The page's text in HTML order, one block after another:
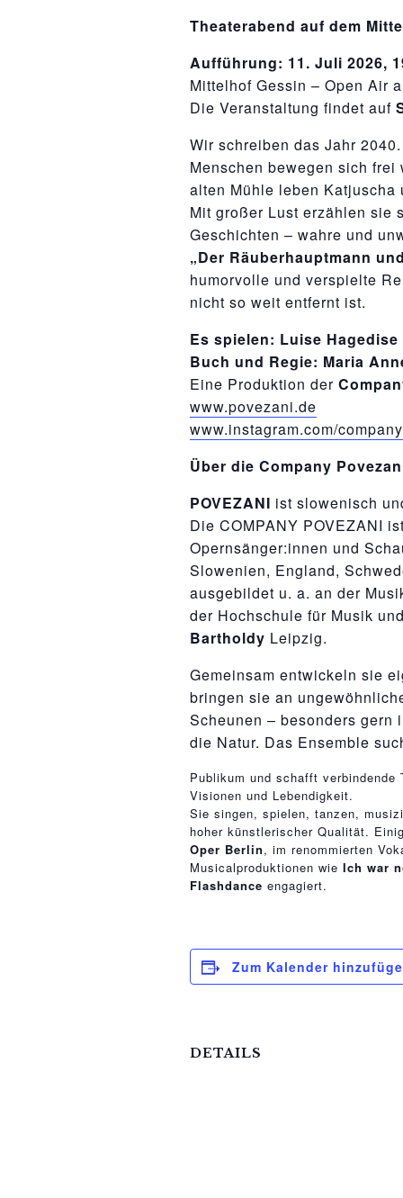
Theaterabend auf dem
Aufführung: 11. Juli 2026,
Mittelhof Gessin – Open Air
Die Veranstaltung findet auf
Wir schreiben das Jahr
Menschen bewegen sich
alten Mühle leben Katjuscha
Mit großer Lust erzählen sie
Geschichten – wahre und
„Der Räuberhauptmann
humorvolle und verspielte
nicht so weit entfernt ist.
Es spielen: Luise
Buch und Regie: Maria
Eine Produktion der
www.povezani.de
www.instagram.com/
Über die Company
POVEZANI ist slowenisch
Die COMPANY POVEZANI
Opernsänger:innen und
Slowenien, England,
ausgebildet u. a. an der
der Hochschule für Musik
Bartholdy Leipzig.
Gemeinsam entwickeln sie
bringen sie an
Scheunen – besonders
die Natur. Das Ensemble
relaisvih12
Publikum und schafft
Visionen und Lebendigkeit.
Sie singen, spielen, tanzen,
hoher künstlerischer Qualität.
Oper Berlin, im renommierten
Musicalproduktionen wie Ich war
Flashdance engagiert.
Zum Kalender
DETAILS